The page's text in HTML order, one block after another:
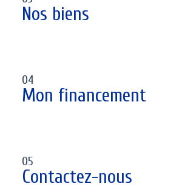
Nos biens
04
Mon financement
05
Contactez-nous